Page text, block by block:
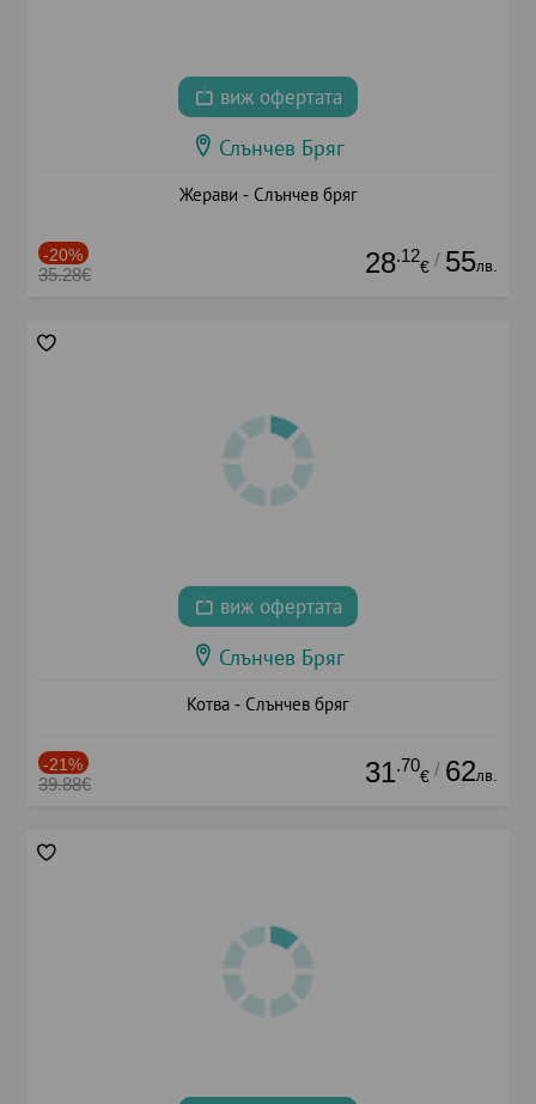
виж офертата
Слънчев Бряг
Жерави - Слънчев бряг
-20%
35.28€ 28.12
€ / 55лв.
виж офертата
Слънчев Бряг
Котва - Слънчев бряг
-21%
39.88€ 31.70
€ / 62лв.